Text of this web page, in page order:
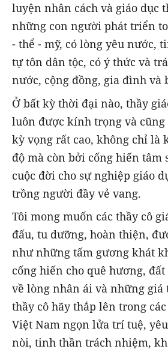
luyện nhân cách và giáo dục
những con người phát triển
- thể - mỹ, có lòng yêu nước,
tự tôn dân tộc, có ý thức và
nước, cộng đồng, gia đình và
Ở bất kỳ thời đại nào, thầy
luôn được kính trọng và cũng
kỳ vọng rất cao, không chỉ là
độ mà còn bởi cống hiến tâm
cuộc đời cho sự nghiệp giáo
trồng người đầy vẻ vang.
Tôi mong muốn các thầy cô
đấu, tu dưỡng, hoàn thiện,
như những tấm gương khát
cống hiến cho quê hương,
về lòng nhân ái và những giá
thầy cô hãy thắp lên trong
Việt Nam ngọn lửa trí tuệ,
nòi, tinh thần trách nhiệm,